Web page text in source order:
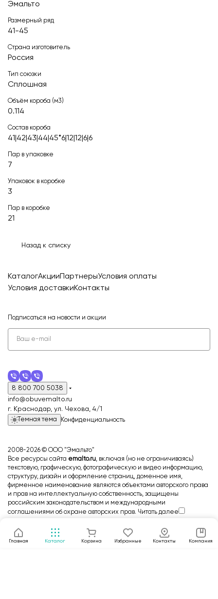
Эмальто
Размерный ряд
41-45
Страна изготовитель
Россия
Тип союзки
Сплошная
Объём короба (м3)
0.114
Состав короба
41|42|43|44|45*6|12|12|6|6
Пар в упаковке
7
Упаковок в коробке
3
Пар в коробке
21
Назад к списку
Главная Каталог Корзина Избранные Контакты Компания
КаталогАкции ПартнерыУсловия оплаты
Условия доставкиКонтакты
Подписаться на новости и акции
8 800 700 5038
info@obuvemalto.ru
г. Краснодар, ул. Чехова, 4/1
Темная тема Конфиденциальность
2008-2026 © ООО "Эмальто"
Все ресурсы сайта emalto.ru, включая (но не ограничиваясь)
текстовую, графическую, фотографическую и видео информацию,
структуру, дизайн и оформление страниц, доменное имя,
фирменное наименование являются объектами авторского права
и прав на интеллектуальную собственность, защищены
российским законодательством и международными
соглашениями об охране авторских прав. Читать далее